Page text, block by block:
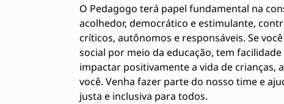
O Pedagogo terá papel fundamental na
acolhedor, democrático e estimulante,
críticos, autônomos e responsáveis. Se
social por meio da educação, tem
impactar positivamente a vida de crianças,
você. Venha fazer parte do nosso time e
justa e inclusiva para todos.